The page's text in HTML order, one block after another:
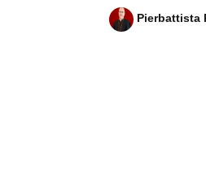
Pierbattista